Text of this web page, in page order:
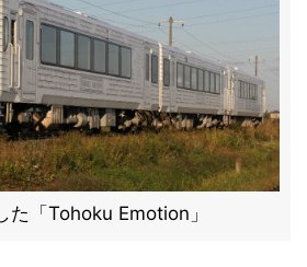
た「Tohoku Emotion」